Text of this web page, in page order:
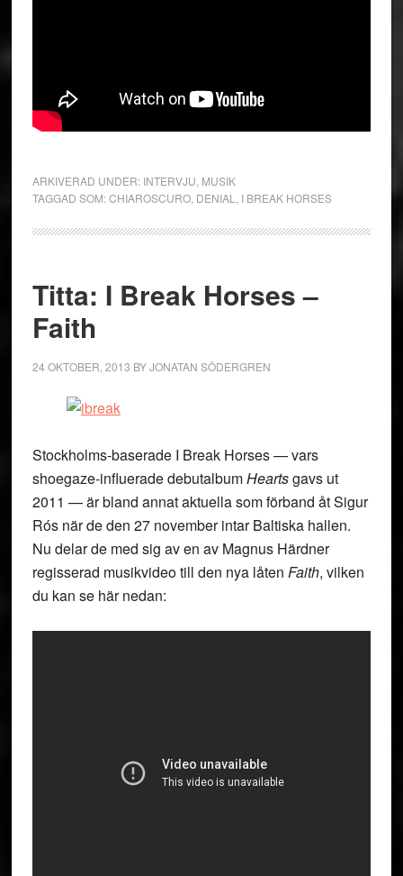
ARKIVERAD UNDER: INTERVJU MUSIK
TAGGAD SOM:CHIAROSCURO, DENIAL I BREAK HORSES
Titta: I Break Horses –
Faith
24 OKTOBER, 2013 BYJONATAN SÖDERGREN
Stockholms-baserade I Break Horses — vars
shoegaze-influerade debutalbumHeartsgavs ut
2011 — är bland annat aktuella som förband åt Sigur
Rós när de den 27 november intar Baltiska hallen.
Nu delar de med sig av en av Magnus Härdner
regisserad musikvideo till den nya låten Faith, vilken
du kan se här nedan: